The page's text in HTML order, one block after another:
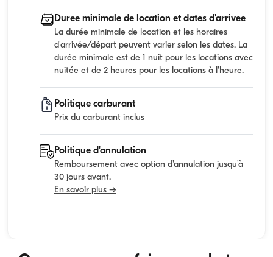
Duree minimale de location et dates d'arrivee
La durée minimale de location et les horaires
d'arrivée/départ peuvent varier selon les dates. La
durée minimale est de 1 nuit pour les locations avec
nuitée et de 2 heures pour les locations à l'heure.
Politique carburant
Prix du carburant inclus
Politique d'annulation
Remboursement avec option d'annulation jusqu'à
30 jours avant.
En savoir plus →